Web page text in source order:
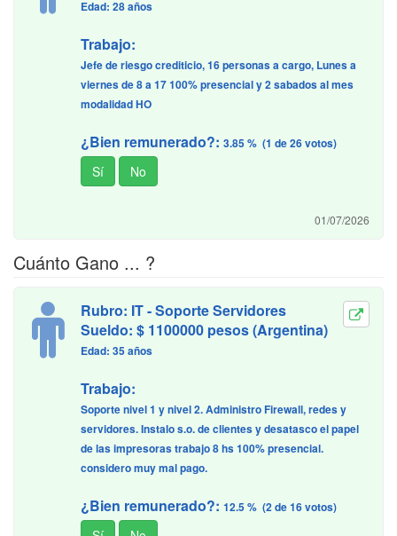
Edad: 28 años
Trabajo:
Jefe de riesgo crediticio, 16 personas a cargo, Lunes a
viernes de 8 a 17 100% presencial y 2 sabados al mes
modalidad HO
¿Bien remunerado?: 3.85 % (1 de 26 votos)
01/07/2026
Cuánto Gano ... ?
Rubro: IT - Soporte Servidores
Sueldo: $ 1100000 pesos (Argentina)
Edad: 35 años
Trabajo:
Soporte nivel 1 y nivel 2. Administro Firewall, redes y
servidores. Instalo s.o. de clientes y desatasco el papel
de las impresoras trabajo 8 hs 100% presencial.
considero muy mal pago.
¿Bien remunerado?: 12.5 % (2 de 16 votos)